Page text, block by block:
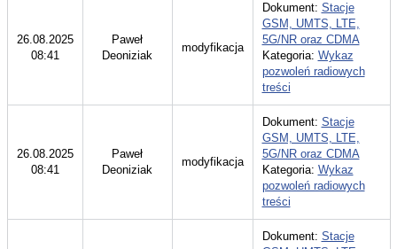
26.08.2025
08:41
Paweł
Deoniziak
modyfikacja
Dokument: Stacje
GSM, UMTS, LTE,
5G/NR oraz CDMA
Kategoria: Wykaz
pozwoleń radiowych
treści
26.08.2025
08:41
Paweł
Deoniziak
modyfikacja
Dokument: Stacje
GSM, UMTS, LTE,
5G/NR oraz CDMA
Kategoria: Wykaz
pozwoleń radiowych
treści
Dokument: Stacje